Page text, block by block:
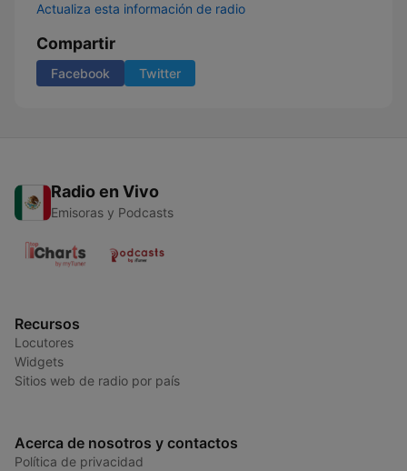
Actualiza esta información de radio
Compartir
Facebook Twitter
Radio en Vivo
Emisoras y Podcasts
Recursos
Locutores
Widgets
Sitios web de radio por país
Acerca de nosotros y contactos
Política de privacidad